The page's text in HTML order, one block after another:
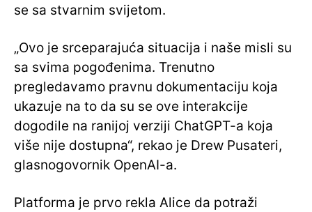
se sa stvarnim svijetom.
„Ovo je srceparajuća situacija i naše misli su
sa svima pogođenima. Trenutno
pregledavamo pravnu dokumentaciju koja
ukazuje na to da su se ove interakcije
dogodile na ranijoj verziji ChatGPT-a koja
više nije dostupna“, rekao je Drew Pusateri,
glasnogovornik OpenAI-a.
Platforma je prvo rekla Alice da potraži